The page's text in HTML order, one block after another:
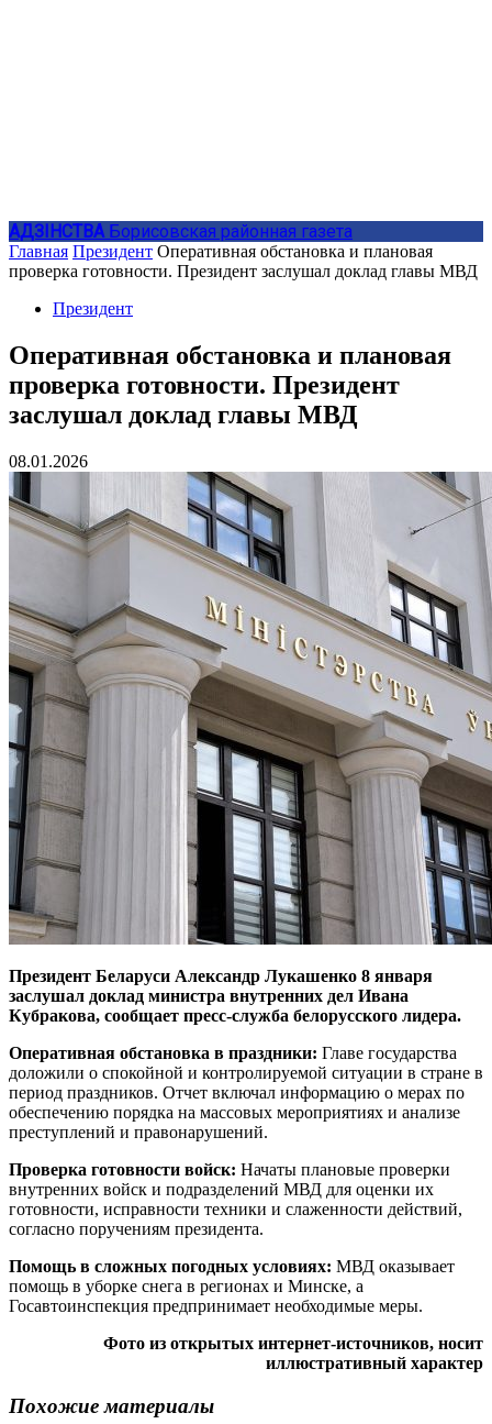
АДЗIНСТВА Борисовская районная газета
Главная Президент Оперативная обстановка и плановая
проверка готовности. Президент заслушал доклад главы МВД
Президент
Оперативная обстановка и плановая
проверка готовности. Президент
заслушал доклад главы МВД
08.01.2026
Президент Беларуси Александр Лукашенко 8 января
заслушал доклад министра внутренних дел Ивана
Кубракова, сообщает пресс-служба белорусского лидера.
Оперативная обстановка в праздники: Главе государства
доложили о спокойной и контролируемой ситуации в стране в
период праздников. Отчет включал информацию о мерах по
обеспечению порядка на массовых мероприятиях и анализе
преступлений и правонарушений.
Проверка готовности войск: Начаты плановые проверки
внутренних войск и подразделений МВД для оценки их
готовности, исправности техники и слаженности действий,
согласно поручениям президента.
Помощь в сложных погодных условиях: МВД оказывает
помощь в уборке снега в регионах и Минске, а
Госавтоинспекция предпринимает необходимые меры.
Фото из открытых интернет-источников, носит
иллюстративный характер
Похожие материалы